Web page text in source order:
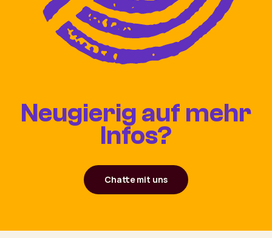
Neugierig auf mehr
Infos?
Chatte mit uns